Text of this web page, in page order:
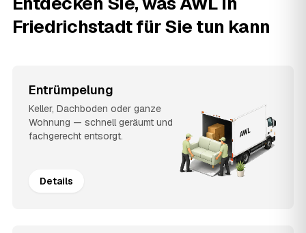
Friedrichstadt für Sie tun kann
Entrümpelung
Keller, Dachboden oder ganze
Wohnung — schnell geräumt und
fachgerecht entsorgt.
Details